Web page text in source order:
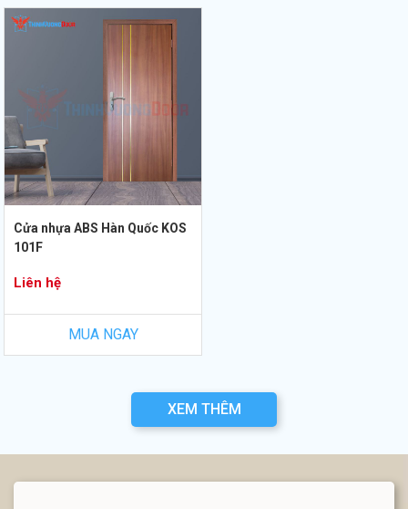
Cửa nhựa ABS Hàn Quốc KOS
101F
Liên hệ
MUA NGAY
XEM THÊM